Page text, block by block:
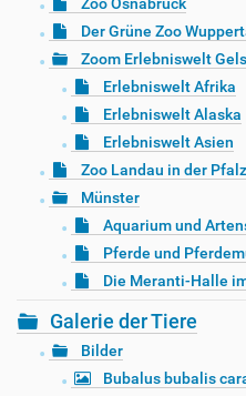
Zoo Osnabrück
Der Grüne Zoo
Zoom Erlebniswelt
Erlebniswelt Afrika
Erlebniswelt Alaska
Erlebniswelt Asien
Zoo Landau in der Pfalz
Münster
Aquarium und
Pferde und
Die Meranti-Halle
Galerie der Tiere
Bilder
Bubalus bubalis